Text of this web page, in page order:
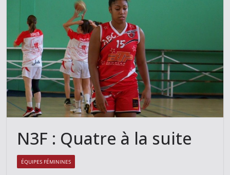
N3F : Quatre à la suite
ÉQUIPES FÉMININES